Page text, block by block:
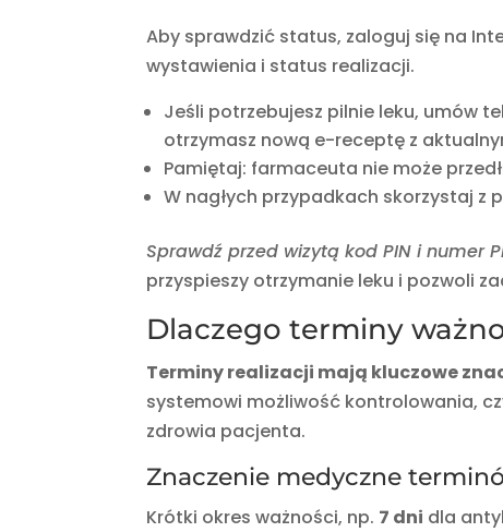
Aby sprawdzić status, zaloguj się na
wystawienia i status realizacji.
Jeśli potrzebujesz pilnie leku, umów
otrzymasz nową e-receptę z
Pamiętaj: farmaceuta nie może
W nagłych przypadkach skorzystaj
Sprawdź przed wizytą kod PIN i numer
przyspieszy otrzymanie leku i pozwoli
Dlaczego terminy
Terminy realizacji mają kluczowe
systemowi możliwość kontrolowania,
zdrowia pacjenta.
Znaczenie medyczne
Krótki okres ważności, np. 7 dni dla